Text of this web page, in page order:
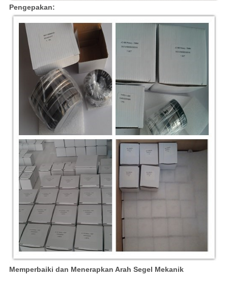
Pengepakan:
Memperbaiki dan Menerapkan Arah Segel Mekanik